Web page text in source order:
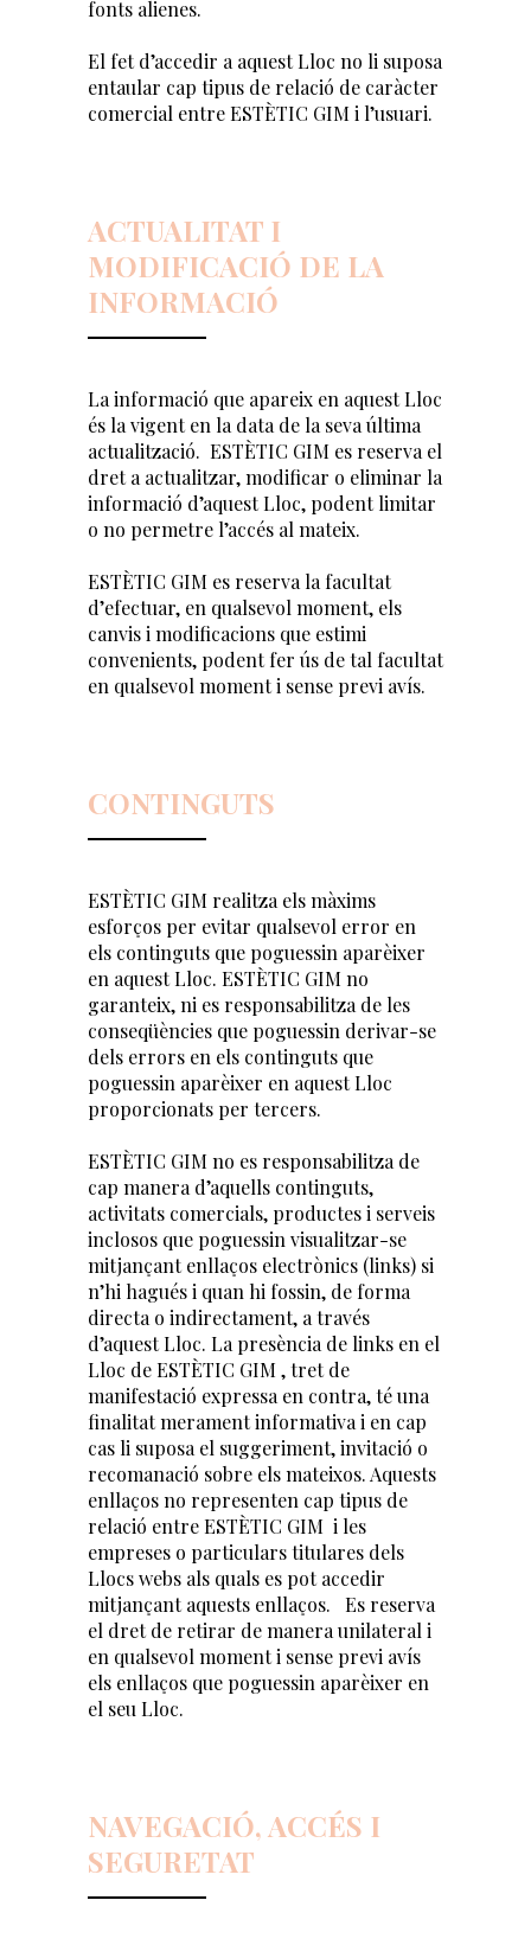
fonts alienes.
El fet d’accedir a aquest Lloc no li suposa
entaular cap tipus de relació de caràcter
comercial entre ESTÈTIC GIM i l’usuari.
ACTUALITAT I
MODIFICACIÓ DE LA
INFORMACIÓ
La informació que apareix en aquest Lloc
és la vigent en la data de la seva última
actualització. ESTÈTIC GIM es reserva el
dret a actualitzar, modificar o eliminar la
informació d’aquest Lloc, podent limitar
o no permetre l’accés al mateix.
ESTÈTIC GIM es reserva la facultat
d’efectuar, en qualsevol moment, els
canvis i modificacions que estimi
convenients, podent fer ús de tal facultat
en qualsevol moment i sense previ avís.
CONTINGUTS
ESTÈTIC GIM realitza els màxims
esforços per evitar qualsevol error en
els continguts que poguessin aparèixer
en aquest Lloc. ESTÈTIC GIM no
garanteix, ni es responsabilitza de les
conseqüències que poguessin derivar-se
dels errors en els continguts que
poguessin aparèixer en aquest Lloc
proporcionats per tercers.
ESTÈTIC GIM no es responsabilitza de
cap manera d’aquells continguts,
activitats comercials, productes i serveis
inclosos que poguessin visualitzar-se
mitjançant enllaços electrònics (links) si
n’hi hagués i quan hi fossin, de forma
directa o indirectament, a través
d’aquest Lloc. La presència de links en el
Lloc de ESTÈTIC GIM , tret de
manifestació expressa en contra, té una
finalitat merament informativa i en cap
cas li suposa el suggeriment, invitació o
recomanació sobre els mateixos. Aquests
enllaços no representen cap tipus de
relació entre ESTÈTIC GIM i les
empreses o particulars titulares dels
Llocs webs als quals es pot accedir
mitjançant aquests enllaços. Es reserva
el dret de retirar de manera unilateral i
en qualsevol moment i sense previ avís
els enllaços que poguessin aparèixer en
el seu Lloc.
NAVEGACIÓ, ACCÉS I
SEGURETAT